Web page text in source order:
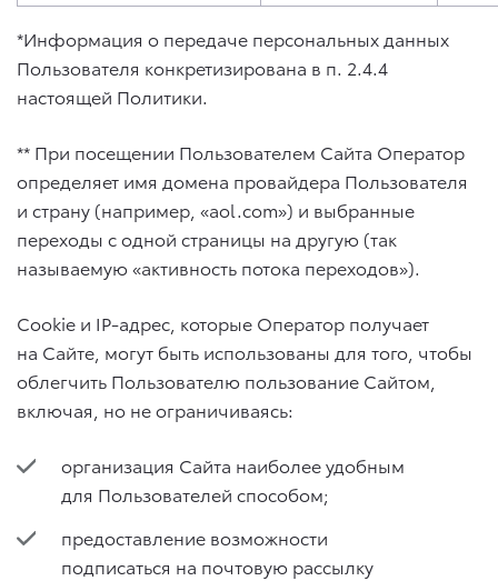
*Информация о передаче персональных данных
Пользователя конкретизирована в п. 2.4.4
настоящей Политики.
** При посещении Пользователем Сайта Оператор
определяет имя домена провайдера Пользователя
и страну (например, «aol.com») и выбранные
переходы с одной страницы на другую (так
называемую «активность потока переходов»).
Cookie и IP-адрес, которые Оператор получает
на Сайте, могут быть использованы для того, чтобы
облегчить Пользователю пользование Сайтом,
включая, но не ограничиваясь:
организация Сайта наиболее удобным
для Пользователей способом;
предоставление возможности
подписаться на почтовую рассылку